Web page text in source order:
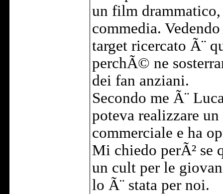
un film drammatico,
commedia.
target ricercato Ã¨
perchÃ© ne
dei fan anziani.
Secondo me Ã¨
poteva realizzare
commerciale e ha
Mi chiedo perÃ² se
un cult per le
lo Ã¨ stata per noi.